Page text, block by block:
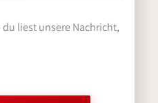
liest unsere Nachricht,